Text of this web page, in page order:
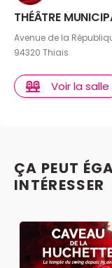
THÉÂTRE
Avenue de la
94320 Thiais
Voir la salle
ÇA PEUT
INTÉRESSER